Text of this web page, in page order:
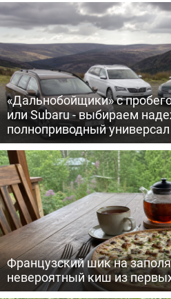
«Дальнобойщики» с
или Subaru - выбираем
полноприводный
Французский шик на
невероятный киш из